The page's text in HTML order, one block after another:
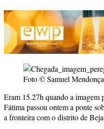
Foto © Samuel Mendonça
Eram 15.27h quando a imagem
Fátima passou ontem a ponte
a fronteira com o distrito de